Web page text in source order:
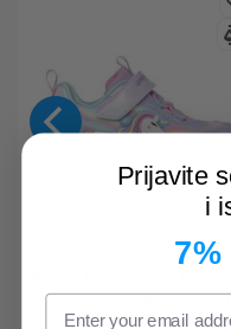
302298N LVMT
LIGHTS - UNICORN
sportske tenisice
Prijavite
i